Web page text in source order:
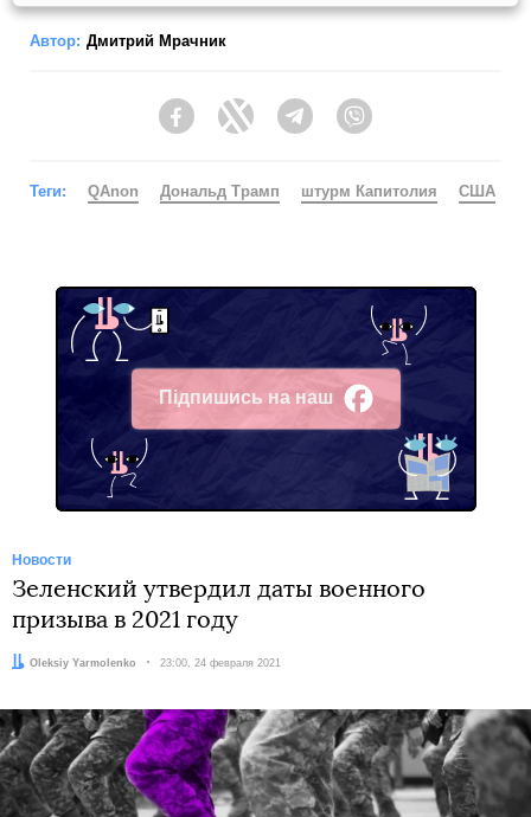
Автор: Дмитрий Мрачник
FacebookTwitter Telegram
Теги: QAnon Дональд Трамп штурм Капитолия США
Підпишись на наш
Facebook
Новости
Зеленский утвердил даты военного
призыва в 2021 году
Автор:
Oleksiy Yarmolenko Дата:
23:00, 24 февраля 2021